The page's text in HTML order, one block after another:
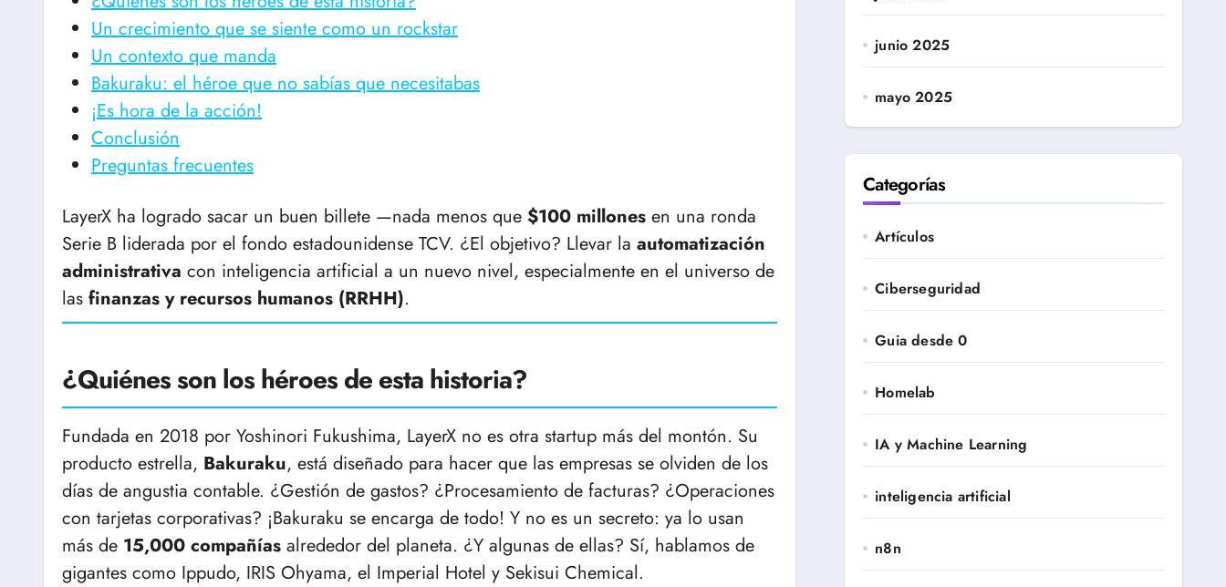
Un crecimiento que se siente como un rockstar
Un contexto que manda
Bakuraku: el héroe que no sabías que necesitabas
¡Es hora de la acción!
Conclusión
Preguntas frecuentes
LayerX ha logrado sacar un buen billete —nada menos que $100 millones en una ronda
Serie B liderada por el fondo estadounidense TCV. ¿El objetivo? Llevar la automatización
administrativa con inteligencia artificial a un nuevo nivel, especialmente en el universo de
las finanzas y recursos humanos (RRHH).
¿Quiénes son los héroes de esta historia?
Fundada en 2018 por Yoshinori Fukushima, LayerX no es otra startup más del montón. Su
producto estrella, Bakuraku, está diseñado para hacer que las empresas se olviden de los
días de angustia contable. ¿Gestión de gastos? ¿Procesamiento de facturas? ¿Operaciones
con tarjetas corporativas? ¡Bakuraku se encarga de todo! Y no es un secreto: ya lo usan
más de 15,000 compañías alrededor del planeta. ¿Y algunas de ellas? Sí, hablamos de
gigantes como Ippudo, IRIS Ohyama, el Imperial Hotel y Sekisui Chemical.
junio 2025
mayo 2025
Categorías
Artículos
Ciberseguridad
Guia desde 0
Homelab
IA y Machine Learning
inteligencia artificial
n8n